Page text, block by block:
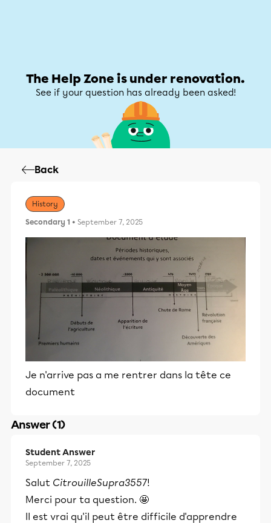
The Help Zone is under renovation.
See if your question has already been asked!
Back
History
Secondary 1 • September 7, 2025
Je n'arrive pas a me rentrer dans la tête ce
document
Answer (1)
Student Answer
September 7, 2025
Salut CitrouilleSupra3557!
Merci pour ta question. 🤩
Il est vrai qu'il peut être difficile d'apprendre